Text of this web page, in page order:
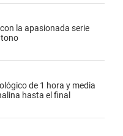
la apasionada serie
tono
de 1 hora y media
hasta el final